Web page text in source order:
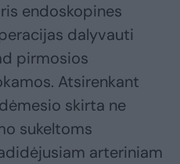
endoskopines
dalyvauti
pirmosios
Atsirenkant
skirta ne
sukeltoms
arteriniam